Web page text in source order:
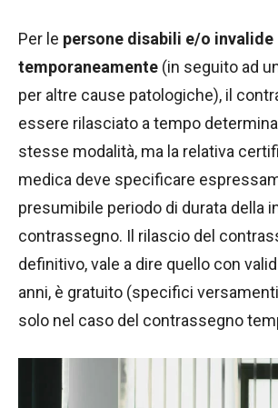
Per le persone disabili e/o invalide
temporaneamente (in seguito ad
per altre cause patologiche), il
essere rilasciato a tempo
stesse modalità, ma la relativa
medica deve specificare
presumibile periodo di durata della
contrassegno. Il rilascio del
definitivo, vale a dire quello con
anni, è gratuito (specifici
solo nel caso del contrassegno